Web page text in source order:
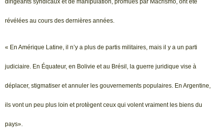
dirigeants syndicaux et de manipulation, promues par Macrismo, ont été
révélées au cours des dernières années.
« En Amérique Latine, il n’y a plus de partis militaires, mais il y a un parti
judiciaire. En Équateur, en Bolivie et au Brésil, la guerre juridique vise à
déplacer, stigmatiser et annuler les gouvernements populaires. En Argentine,
ils vont un peu plus loin et protègent ceux qui volent vraiment les biens du
pays».